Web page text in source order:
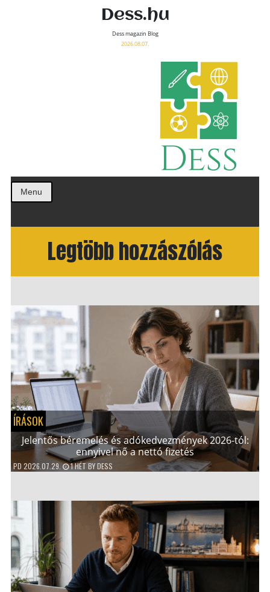
Dess.hu
Dess magazin Blog
2026.08.07.
Menu
Legtöbb hozzászólás
ÍRÁSOK
Jelentős béremelés és adókedvezmények 2026-tól:
ennyivel nő a nettó fizetés
PD2026.07.29. 1 HÉTBYDESS